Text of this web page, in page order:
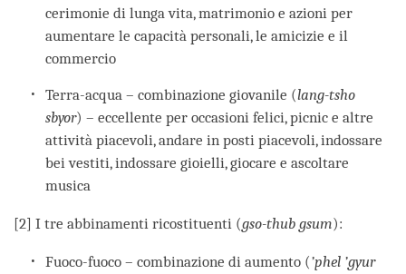
cerimonie di lunga vita, matrimonio e azioni per
aumentare le capacità personali, le amicizie e il
commercio
Terra-acqua – combinazione giovanile (lang-tsho
sbyor) – eccellente per occasioni felici, picnic e altre
attività piacevoli, andare in posti piacevoli, indossare
bei vestiti, indossare gioielli, giocare e ascoltare
musica
[2] I tre abbinamenti ricostituenti (gso-thub gsum):
Fuoco-fuoco – combinazione di aumento (’phel ’gyur